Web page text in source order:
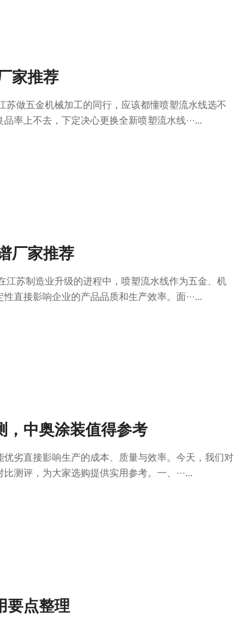
家推荐
苏做五金机械加工的同行，应该都懂喷塑流水线选不
率上不去，下定决心更换全新喷塑流水线···...
厂家推荐
江苏制造业升级的进程中，喷塑流水线作为五金、机
直接影响企业的产品品质和生产效率。面···...
，中奥涂装值得参考
劣直接影响生产的成本、质量与效率。今天，我们对
测评，为大家选购提供实用参考。一、···...
要点整理